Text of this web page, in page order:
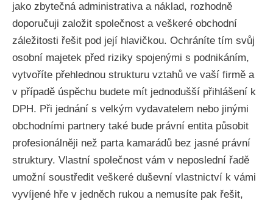
jako zbytečná administrativa a náklad, rozhodně
doporučuji založit společnost a veškeré obchodní
záležitosti řešit pod její hlavičkou. Ochráníte tím svůj
osobní majetek před riziky spojenými s podnikáním,
vytvoříte přehlednou strukturu vztahů ve vaší firmě a
v případě úspěchu budete mít jednodušší přihlášení k
DPH. Při jednání s velkým vydavatelem nebo jinými
obchodními partnery také bude právní entita působit
profesionálněji než parta kamarádů bez jasné právní
struktury. Vlastní společnost vám v neposlední řadě
umožní soustředit veškeré duševní vlastnictví k vámi
vyvíjené hře v jedněch rukou a nemusíte pak řešit,